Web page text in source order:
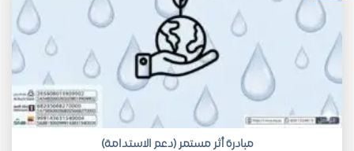
مبادرة أثر مستمر (دعم الاستدامة)